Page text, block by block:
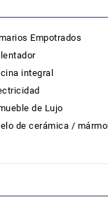
Empotrados
integral
de Lujo
de cerámica / mármol